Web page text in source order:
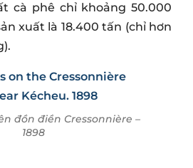
cà phê chỉ khoảng 50.000
xuất là 18.400 tấn (chỉ hơn
đồn điền Cressonnière –
1898